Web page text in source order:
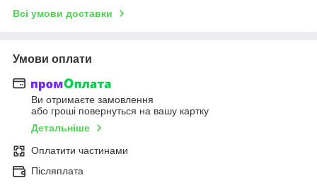
Всі умови доставки
Умови оплати
Ви отримаєте замовлення
або гроші повернуться на вашу картку
Детальніше
Оплатити частинами
Післяплата